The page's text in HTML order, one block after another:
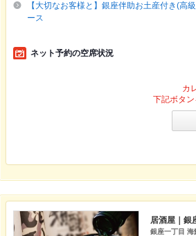
【大切なお客様と】銀座伴助お土産付き(高
ース
ネット予約の空席状況
カ
下記ボタン
居酒屋｜銀
銀座一丁目